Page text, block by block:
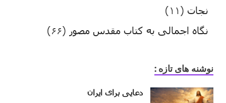
نجات (۱۱)
نگاه اجمالی به کتاب مقدس مصور (۶۶)
نوشنه های تازه :
دعایی برای ایران